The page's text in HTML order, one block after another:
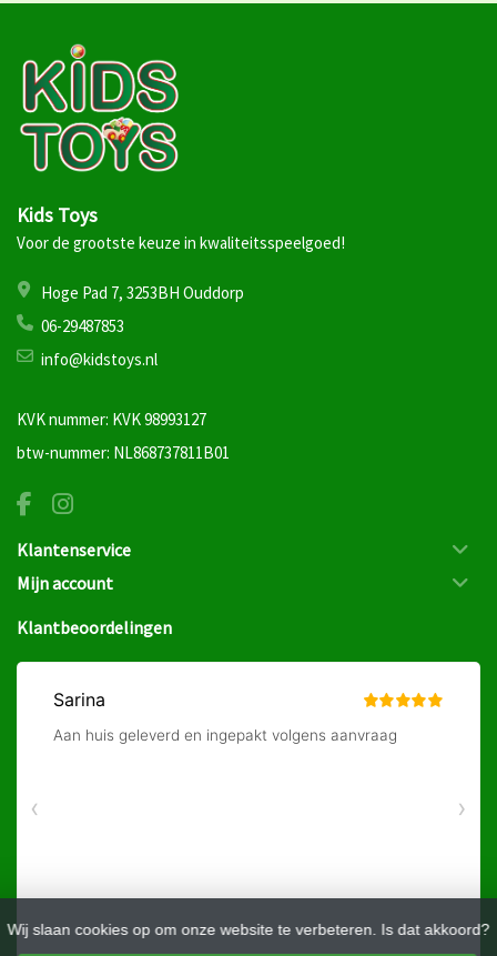
Wij slaan cookies op om onze website te verbeteren. Is dat akkoord?
Kids Toys
Voor de grootste keuze in kwaliteitsspeelgoed!
Hoge Pad 7, 3253BH Ouddorp
06-29487853
info@kidstoys.nl
KVK nummer: KVK 98993127
btw-nummer: NL868737811B01
Klantenservice
Mijn account
Klantbeoordelingen